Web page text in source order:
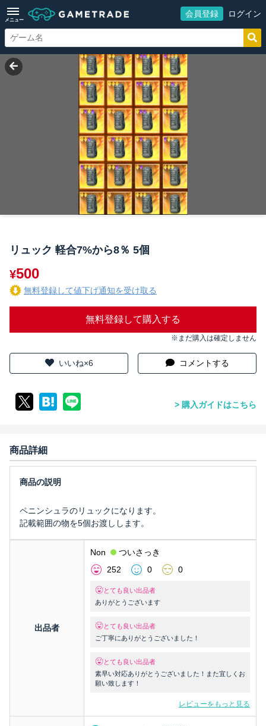
メニュー
会員登録 ログイン
リュック 軽合7%から8％ 5個
¥500
無料登録して値下げ通知を受け取る
無料登録して購入する
※まだ購入は確定しません
いいね×6 コメントする
購入ガイドはこちら
商品詳細
ペニンシュラのリュックになります。
記載範囲の物を5個お渡しします。
出品者
Non
ついさっき
252
0 0
とても良い出品者
ありがとうございます
とても良い出品者
ご丁寧にありがとうございました！
とても良い出品者
素早い対応ありがとうございました！また宜しくお
願い致します！
レビューをもっと見る